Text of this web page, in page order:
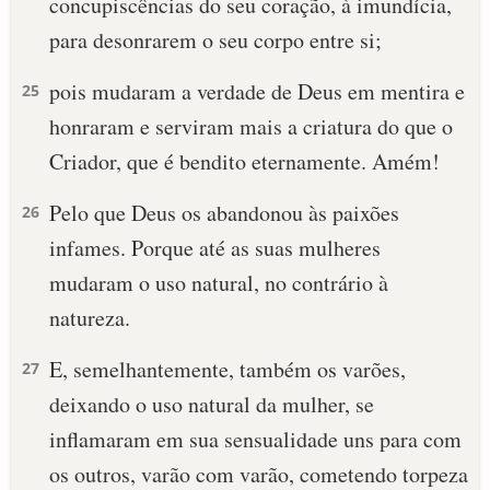
para desonrarem o seu corpo entre si;
25 pois mudaram a verdade de Deus em mentira e
honraram e serviram mais a criatura do que o
Criador, que é bendito eternamente. Amém!
26 Pelo que Deus os abandonou às paixões
infames. Porque até as suas mulheres
mudaram o uso natural, no contrário à
natureza.
27 E, semelhantemente, também os varões,
deixando o uso natural da mulher, se
inflamaram em sua sensualidade uns para com
os outros, varão com varão, cometendo torpeza